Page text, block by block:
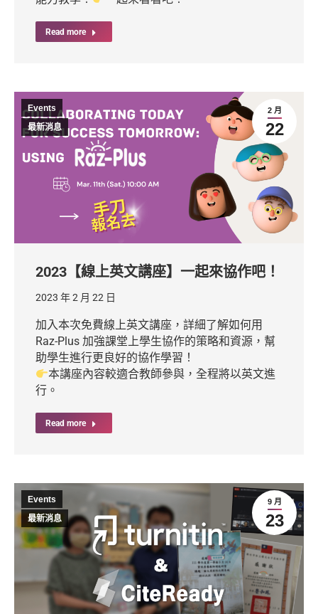
Read more
2 月
22
Events
最新消息
2023【線上英文講座】一起來協作吧！
2023 年 2 月 22 日
加入本次免費線上英文講座，詳細了解如何用
Raz-Plus 加強課堂上學生協作的策略和資源，幫
助學生進行更良好的協作學習！
本講座內容較適合教師參與，全程將以英文進
行。
Read more
9 月
23
Events
最新消息